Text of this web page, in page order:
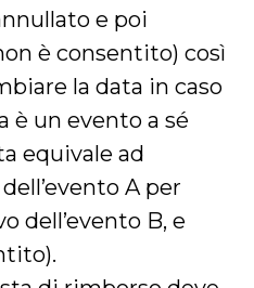
e poi
è consentito) così
la data in caso
è un evento a sé
equivale ad
A per
dell’evento B, e